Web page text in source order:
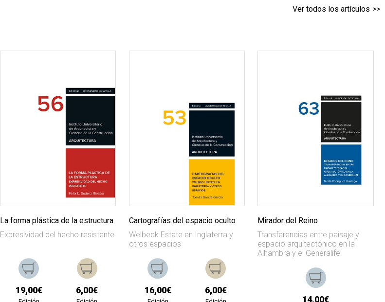
Ver todos los artículos
La forma plástica de la estructura
Expresividad del hecho resistente
19,00€ 6,00€
Cartografías del espacio oculto
Welbeck Estate en Inglaterra y
otros espacios
16,00€ 6,00€
Mirador del Reino
Transferencias entre paisaje y
espacio arquitectónico en la
Alhambra y el Generalife
14,00€